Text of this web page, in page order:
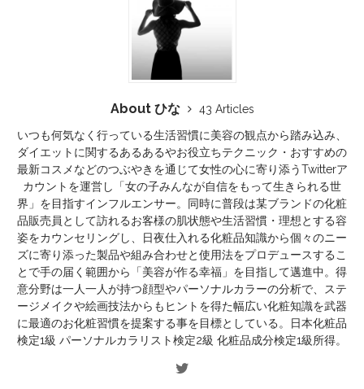
About ひな
43 Articles
いつも何気なく行っている生活習慣に美容の観点から踏み込み、
ダイエットに関するあるあるやお役立ちテクニック・おすすめの
最新コスメなどのつぶやきを通じて女性の心に寄り添うTwitterア
カウントを運営し「女の子みんなが自信をもって生きられる世
界」を目指すインフルエンサー。同時に普段は某ブランドの化粧
品販売員として訪れるお客様の肌状態や生活習慣・理想とする容
姿をカウンセリングし、日夜仕入れる化粧品知識から個々のニー
ズに寄り添った製品や組み合わせと使用法をプロデュースするこ
とで手の届く範囲から「美容が作る幸福」を目指して邁進中。得
意分野は一人一人が持つ顔型やパーソナルカラーの分析で、ステ
ージメイクや絵画技法からもヒントを得た幅広い化粧知識を武器
に最適のお化粧習慣を提案する事を目標としている。日本化粧品
検定1級 パーソナルカラリスト検定2級 化粧品成分検定1級所得。